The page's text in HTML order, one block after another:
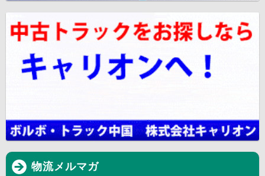
物流メルマガ